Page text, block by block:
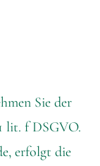
Sie der
lit. f DSGVO.
erfolgt die